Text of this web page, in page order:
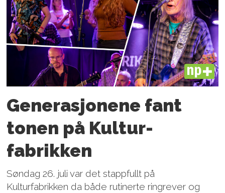
PLUS
Generasjonene fant
tonen på Kultur­
fabrikken
Søndag 26. juli var det stappfullt på
Kulturfabrikken da både rutinerte ringrever og